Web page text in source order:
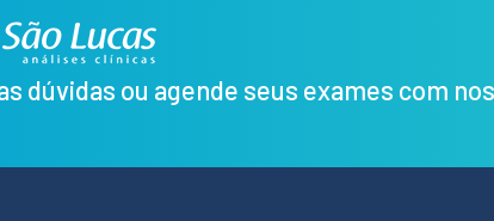
dúvidas ou agende seus exames com